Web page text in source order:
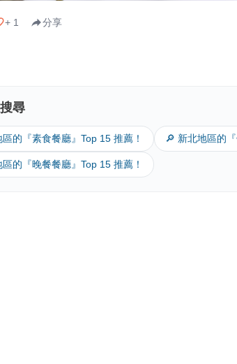
+ 1 分享
尋
的『素食餐廳』Top 15 推薦！ 🔎 新北地區的
的『晚餐餐廳』Top 15 推薦！